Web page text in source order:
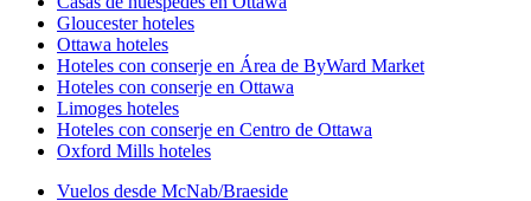
Gloucester hoteles
Ottawa hoteles
Hoteles con conserje en Área de ByWard Market
Hoteles con conserje en Ottawa
Limoges hoteles
Hoteles con conserje en Centro de Ottawa
Oxford Mills hoteles
Vuelos desde McNab/Braeside